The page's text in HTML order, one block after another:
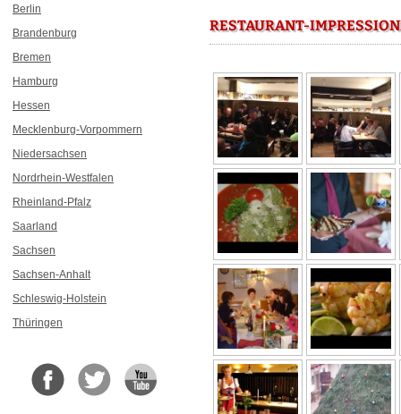
Berlin
Brandenburg
Bremen
Hamburg
Hessen
Mecklenburg-Vorpommern
Niedersachsen
Nordrhein-Westfalen
Rheinland-Pfalz
Saarland
Sachsen
Sachsen-Anhalt
Schleswig-Holstein
Thüringen
RESTAURANT-